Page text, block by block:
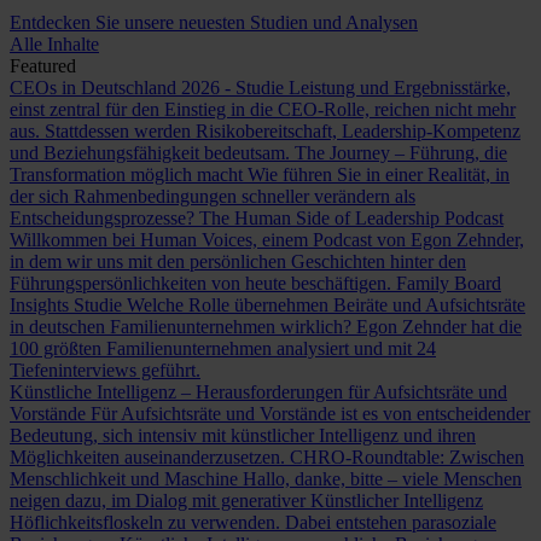
Entdecken Sie unsere neuesten Studien und Analysen
Alle Inhalte
Featured
CEOs in Deutschland 2026 - Studie Leistung und Ergebnisstärke,
einst zentral für den Einstieg in die CEO-Rolle, reichen nicht mehr
aus. Stattdessen werden Risikobereitschaft, Leadership-Kompetenz
und Beziehungsfähigkeit bedeutsam. The Journey – Führung, die
Transformation möglich macht Wie führen Sie in einer Realität, in
der sich Rahmenbedingungen schneller verändern als
Entscheidungsprozesse? The Human Side of Leadership Podcast
Willkommen bei Human Voices, einem Podcast von Egon Zehnder,
in dem wir uns mit den persönlichen Geschichten hinter den
Führungspersönlichkeiten von heute beschäftigen. Family Board
Insights Studie Welche Rolle übernehmen Beiräte und Aufsichtsräte
in deutschen Familienunternehmen wirklich? Egon Zehnder hat die
100 größten Familienunternehmen analysiert und mit 24
Tiefeninterviews geführt.
Künstliche Intelligenz – Herausforderungen für Aufsichtsräte und
Vorstände Für Aufsichtsräte und Vorstände ist es von entscheidender
Bedeutung, sich intensiv mit künstlicher Intelligenz und ihren
Möglichkeiten auseinanderzusetzen. CHRO-Roundtable: Zwischen
Menschlichkeit und Maschine Hallo, danke, bitte – viele Menschen
neigen dazu, im Dialog mit generativer Künstlicher Intelligenz
Höflichkeitsfloskeln zu verwenden. Dabei entstehen parasoziale